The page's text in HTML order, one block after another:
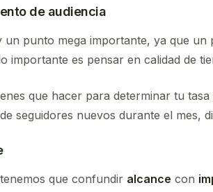
de audiencia
un punto mega importante, ya que
importante es pensar en calidad de
que hacer para determinar tu
seguidores nuevos durante el mes,
que confundir alcance con